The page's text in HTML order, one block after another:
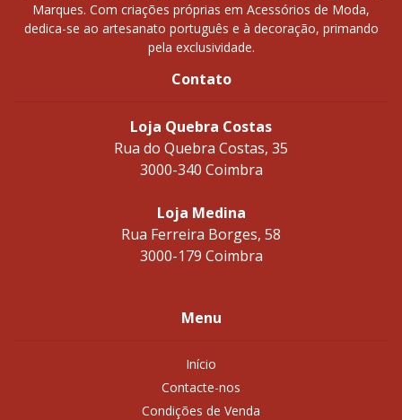
Marques. Com criações próprias em Acessórios de Moda,
dedica-se ao artesanato português e à decoração, primando
pela exclusividade.
Contato
Loja Quebra Costas
Rua do Quebra Costas, 35
3000-340 Coimbra
Loja Medina
Rua Ferreira Borges, 58
3000-179 Coimbra
Menu
Início
Contacte-nos
Condições de Venda